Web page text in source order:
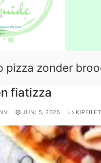
pizza zonder
fiatizza
JUNI 5, 2025 KIPFILET